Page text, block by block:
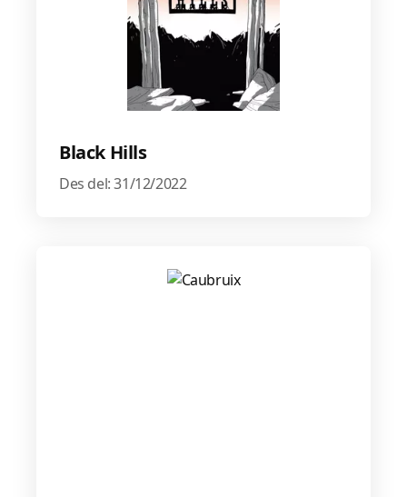
Black Hills
Des del: 31/12/2022